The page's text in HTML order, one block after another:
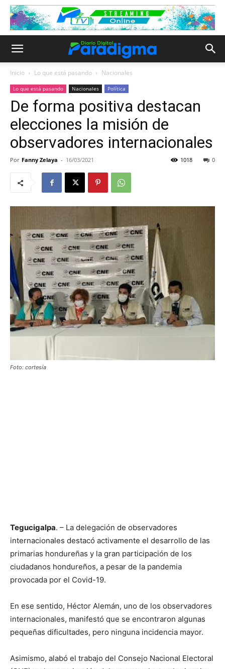
Inicio Lo que está pasando Nacionales
Lo que está pasando Nacionales Política
De forma positiva destacan
elecciones la misión de
observadores internacionales
Por Fanny Zelaya - 16/03/2021 0
1018
Foto: cortesía
Tegucigalpa. – La delegación de observadores
internacionales destacó activamente el desarrollo de las
primarias hondureñas y la gran participación de los
ciudadanos hondureños, a pesar de la pandemia
provocada por el Covid-19.
En ese sentido, Héctor Alemán, uno de los observadores
internacionales, manifestó que se encontraron algunas
pequeñas dificultades, pero ninguna incidencia mayor.
Asimismo, alabó el trabajo del Consejo Nacional Electoral